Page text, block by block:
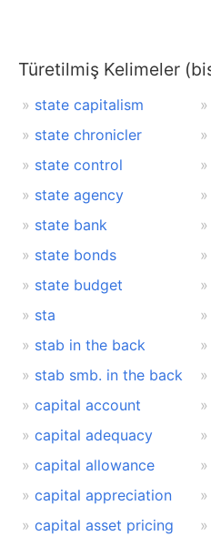
Türetilmiş Kelimeler
state capitalism
state chronicler
state control
state agency
state bank
state bonds
state budget
sta
stab in the back
stab smb. in the back
capital account
capital adequacy
capital allowance
capital appreciation
capital asset pricing